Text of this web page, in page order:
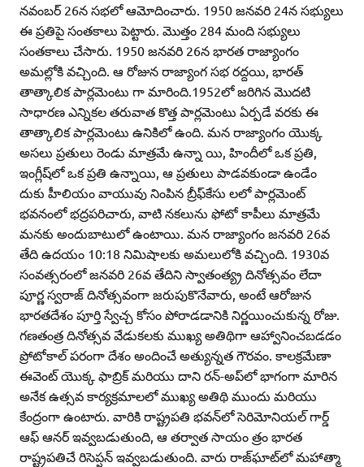
నవంబర్‌ 26న సభలో ఆమోదించారు. 1950 జనవరి 24న సభ్యులు
ఈ ప్రతిపై సంతకాలు పెట్టారు. మొత్తం 284 మంది సభ్యులు
సంతకాలు చేసారు. 1950 జనవరి 26న భారత రాజ్యాంగం
అమల్లోకి వచ్చింది. ఆ రోజున రాజ్యాంగ సభ రద్దయి, భారత్‌
తాత్కాలిక పార్లమెంటు గా మారింది.1952లో జరిగిన మొదటి
సాధారణ ఎన్నికల తరువాత కొత్త పార్లమెంటు ఏర్పడే వరకు ఈ
తాత్కాలిక పార్లమెంటు ఉనికిలో ఉంది. మన రాజ్యాంగం యొక్క
అసలు ప్రతులు రెండు మాత్రమే ఉన్నా యి, హిందీలో ఒక ప్రతి,
ఇంగ్లీష్‌లో ఒక ప్రతి ఉన్నాయి, ఆ ప్రతులు పాడవకుండా ఉండేం
దుకు హీలియం వాయువు నింపిన బ్రీఫ్‌కేసు లలో పార్లమెంట్‌
భవనంలో భద్రపరిచారు, వాటి నకలును ఫోటో కాపీలు మాత్రమే
మనకు అందుబాటులో ఉంటాయి. మన రాజ్యాంగం జనవరి 26వ
తేది ఉదయం 10:18 నిమిషాలకు అమలులోకి వచ్చింది. 1930వ
సంవత్సరంలో జనవరి 26వ తేదిని స్వాతంత్య్ర దినోత్సవం లేదా
పూర్ణ స్వరాజ్‌ దినోత్సవంగా జరుపుకొనేవారు, అంటే ఆరోజున
భారతదేశం పూర్తి స్వేచ్చ కోసం పోరాడడానికి నిర్ణయించుకున్న రోజు.
గణతంత్ర దినోత్సవ వేడుకలకు ముఖ్య అతిథిగా ఆహ్వానించబడడం
ప్రోటోకాల్‌ పరంగా దేశం అందించే అత్యున్నత గౌరవం. కాలక్రమేణా
ఈవెంట్‌ యొక్క ఫాబ్రిక్‌ మరియు దాని రన్‌-అప్‌లో భాగంగా మారిన
అనేక ఉత్సవ కార్యక్రమాలలో ముఖ్య అతిథి ముందు మరియు
కేంద్రంగా ఉంటారు. వారికి రాష్ట్రపతి భవన్‌లో సెరిమోనియల్‌ గార్డ్‌
ఆఫ్‌ ఆనర్‌ ఇవ్వబడుతుంది, ఆ తర్వాత సాయం త్రం భారత
రాష్ట్రపతిచే రిసెప్షన్‌ ఇవ్వబడుతుంది. వారు రాజ్‌ఘాట్‌లో మహాత్మా